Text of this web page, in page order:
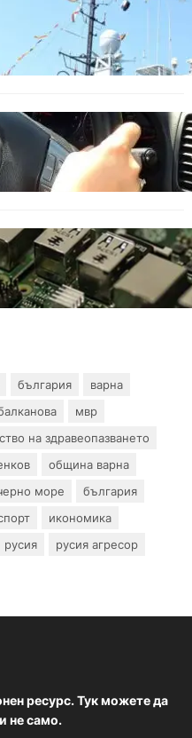
новите офицери на ВМС
за Waze в Европа
Съда на ЕС
на новия таван
българия
варна
мвр
на здравеопазването
община варна
море
българия
икономика
русия
русия агресор
ресурс. Тук можете да
не само.